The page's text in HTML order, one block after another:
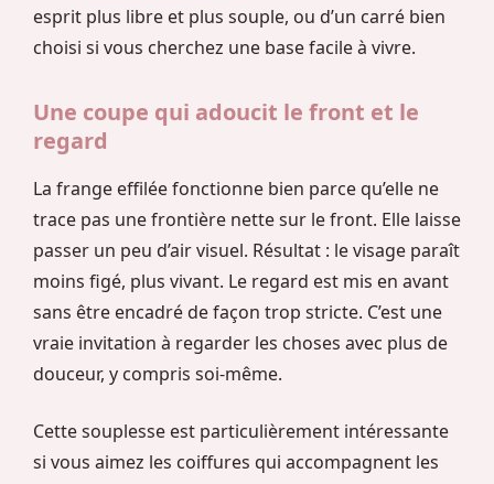
esprit plus libre et plus souple, ou d’un carré bien
choisi si vous cherchez une base facile à vivre.
Une coupe qui adoucit le front et le
regard
La frange effilée fonctionne bien parce qu’elle ne
trace pas une frontière nette sur le front. Elle laisse
passer un peu d’air visuel. Résultat : le visage paraît
moins figé, plus vivant. Le regard est mis en avant
sans être encadré de façon trop stricte. C’est une
vraie invitation à regarder les choses avec plus de
douceur, y compris soi-même.
Cette souplesse est particulièrement intéressante
si vous aimez les coiffures qui accompagnent les